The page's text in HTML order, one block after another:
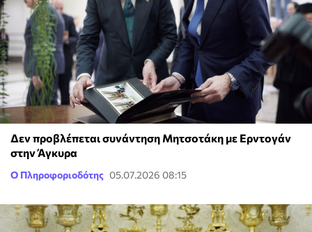
Δεν προβλέπεται συνάντηση Μητσοτάκη με Ερντογάν
στην Άγκυρα
Ο Πληροφοριοδότης 05.07.2026 08:15